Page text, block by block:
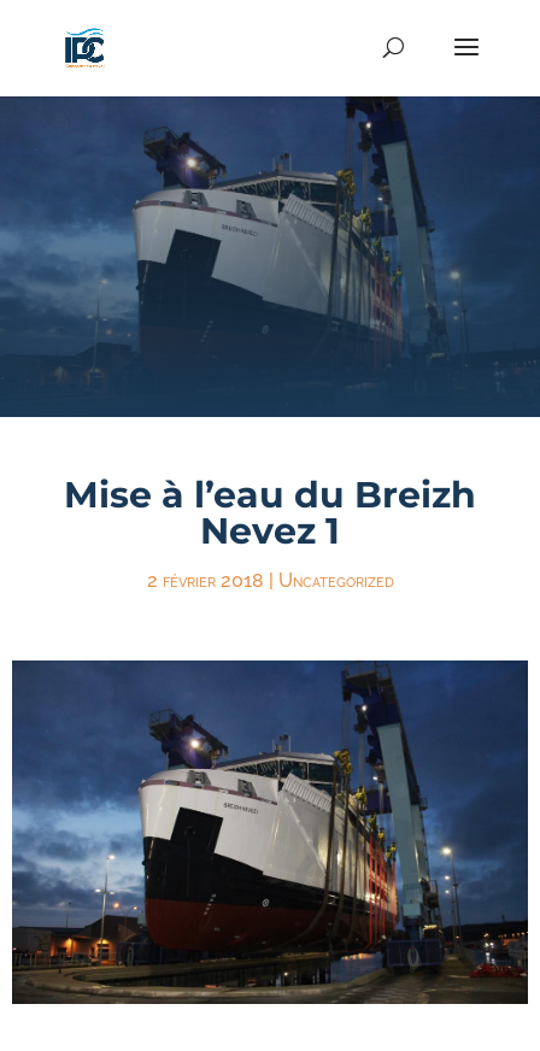
Mise à l’eau du Breizh
Nevez 1
2 février 2018 | Uncategorized